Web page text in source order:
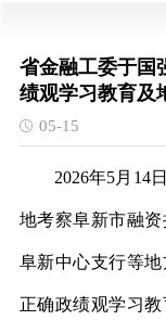
省金融工委于国
绩观学习教育及
05-15
2026年5月14
地考察阜新市融
阜新中心支行等
正确政绩观学习